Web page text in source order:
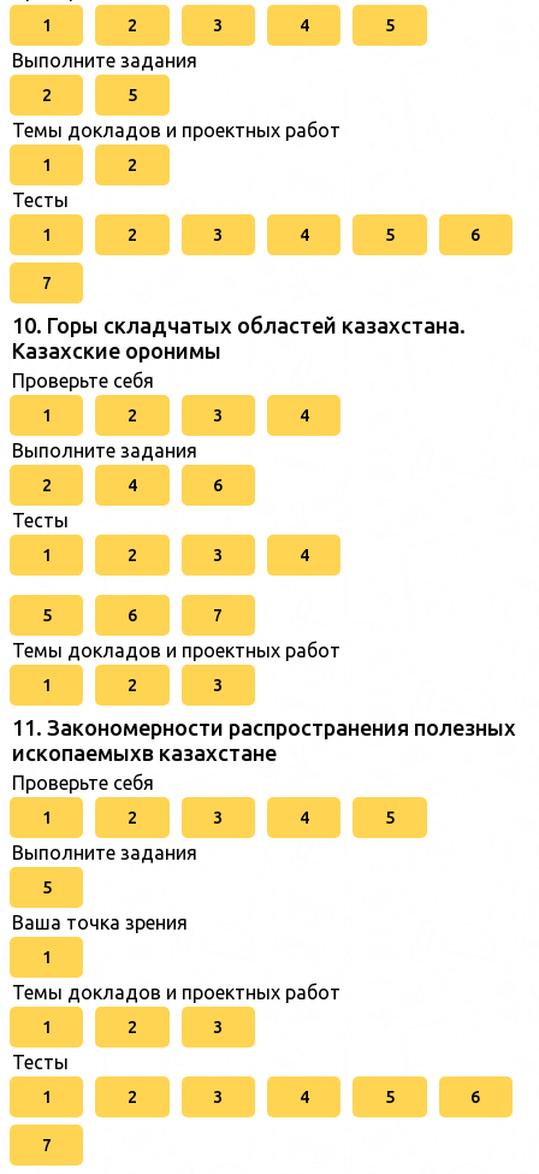
1 2 3 4 5
Выполните задания
2 5
Темы докладов и проектных работ
1 2
Тесты
1 2 3 4 5 6
7
10. Горы складчатых областей казахстана.
Казахские оронимы
Проверьте себя
1 2 3 4
Выполните задания
2 4 6
Тесты
1 2 3 4
5 6 7
Темы докладов и проектных работ
1 2 3
11. Закономерности распространения полезных
ископаемыхв казахстане
Проверьте себя
1 2 3 4 5
Выполните задания
5
Ваша точка зрения
1
Темы докладов и проектных работ
1 2 3
Тесты
1 2 3 4 5 6
7